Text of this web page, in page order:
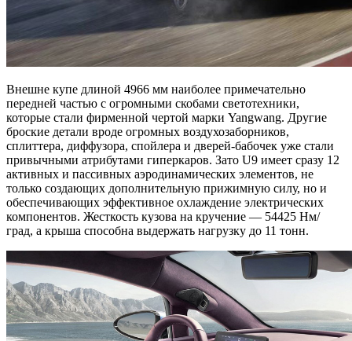
Внешне купе длиной 4966 мм наиболее примечательно
передней частью с огромными скобами светотехники,
которые стали фирменной чертой марки Yangwang. Другие
броские детали вроде огромных воздухозаборников,
сплиттера, диффузора, спойлера и дверей-бабочек уже стали
привычными атрибутами гиперкаров. Зато U9 имеет сразу 12
активных и пассивных аэродинамических элементов, не
только создающих дополнительную прижимную силу, но и
обеспечивающих эффективное охлаждение электрических
компонентов. Жесткость кузова на кручение — 54425 Нм/
град, а крыша способна выдержать нагрузку до 11 тонн.